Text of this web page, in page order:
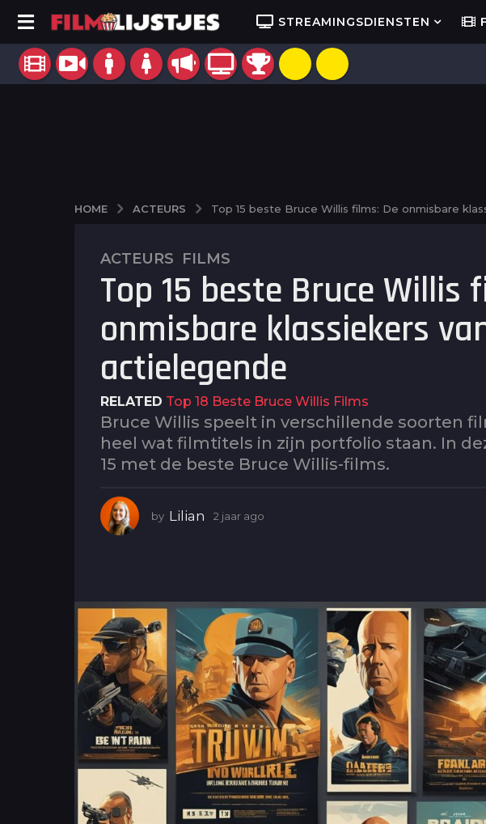
STREAMINGSDIENSTEN
HOME ACTEURS Top 15 beste Bruce Willis films: De onmisbare
2
j
a
r
g
o
2
j
a
a
a
g
ACTEURS ,FILMS
Top 15 beste Bruce Willis
onmisbare klassiekers
actielegende
RELATED Top 18 Beste Bruce Willis Films
Bruce Willis speelt in verschillende soorten
heel wat filmtitels in zijn portfolio staan. In
15 met de beste Bruce Willis-films.
by Lilian 2 jaar ago
g
o